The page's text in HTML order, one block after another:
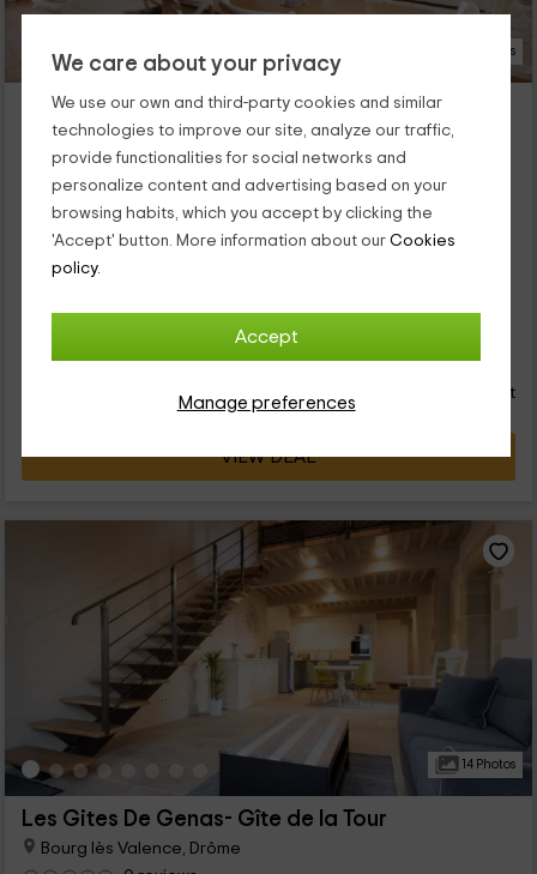
We care about your privacy
We use our own and third-party cookies and similar
technologies to improve our site, analyze our traffic,
provide functionalities for social networks and
personalize content and advertising based on your
browsing habits, which you accept by clicking the
'Accept' button. More information about our Cookies
policy.
Accept
Manage preferences
23 Photos
Les Gites De Genas- Gîte du Platane
Bourg lès Valence, Drôme
0 reviews
Full Rental
3 rooms
8 people
3 bathrooms
Soyez les bienvenus dans notre charmant gite situé a Drome,
la région est connue pour les fameux champs de lavandes et
18
person and night
VIEW DEAL
14 Photos
Les Gites De Genas- Gîte de la Tour
Bourg lès Valence, Drôme